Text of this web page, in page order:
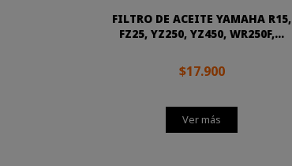
FILTRO DE ACEITE YAMAHA R15,
FZ25, YZ250, YZ450, WR250F,...
$17.900
Ver más